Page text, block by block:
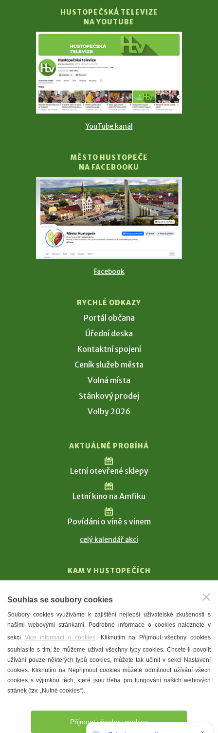
HUSTOPEČSKÁ TELEVIZE
NA YOUTUBE
YouTube kanál
MĚSTO HUSTOPEČE
NA FACEBOOKU
Facebook
RYCHLÉ ODKAZY
Portál občana
Úřední deska
Kontaktní spojení
Ceník služeb města
Volná místa
Stánkový prodej
Volby 2026
AKTUÁLNĚ PROBÍHÁ
Letní otevřené sklepy
Letní kino na Amfiku
Povídání o víně s vínem
celý kalendář akcí
KAM V HUSTOPEČÍCH
T. G. Masaryk
Mandloně
Ubytování
Restaurace
Městské muzeum a galerie
Denní meníčka
Souhlas se soubory cookies
Soubory cookies využíváme k zajištění nejlepší uživatelské zkušenosti s
našimi webovými stránkami. Podrobné informace o cookies naleznete v
sekci Více informací o cookies. Kliknutím na Přijmout všechny cookies
souhlasíte s tím, že můžeme užívat všechny typy cookies. Chcete-li povolit
užívání pouze některých typů cookies, můžete tak učinit v sekci Nastavení
cookies. Kliknutím na Nepřijmout cookies můžete odmítnout užívání všech
cookies s výjimkou těch, které jsou třeba pro fungování našich webových
stránek (tzv. „Nutné cookies“).
Přijmout všechny cookies